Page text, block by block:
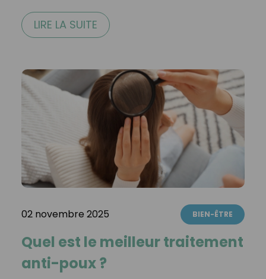
LIRE LA SUITE
02 novembre 2025 BIEN-ÊTRE
Quel est le meilleur traitement
anti-poux ?